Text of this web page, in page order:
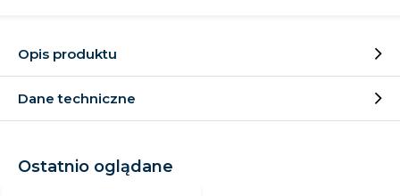
Opis produktu
Dane techniczne
Ostatnio oglądane